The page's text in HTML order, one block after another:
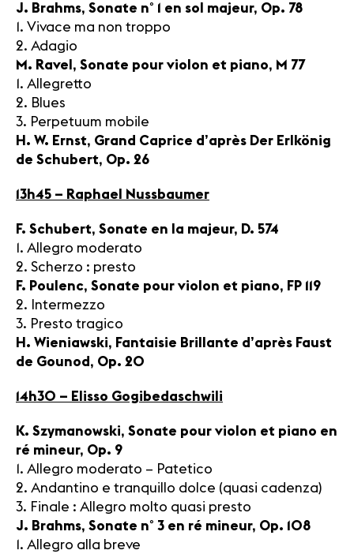
J. Brahms, Sonate n° 1 en sol majeur, Op. 78
1. Vivace ma non troppo
2. Adagio
M. Ravel, Sonate pour violon et piano, M 77
1. Allegretto
2. Blues
3. Perpetuum mobile
H. W. Ernst, Grand Caprice d’après Der Erlkönig
de Schubert, Op. 26
13h45 – Raphael Nussbaumer
F. Schubert, Sonate en la majeur, D. 574
1. Allegro moderato
2. Scherzo : presto
F. Poulenc, Sonate pour violon et piano, FP 119
2. Intermezzo
3. Presto tragico
H. Wieniawski, Fantaisie Brillante d’après Faust
de Gounod, Op. 20
14h30 – Elisso Gogibedaschwili
K. Szymanowski, Sonate pour violon et piano en
ré mineur, Op. 9
1. Allegro moderato – Patetico
2. Andantino e tranquillo dolce (quasi cadenza)
3. Finale : Allegro molto quasi presto
J. Brahms, Sonate n° 3 en ré mineur, Op. 108
1. Allegro alla breve